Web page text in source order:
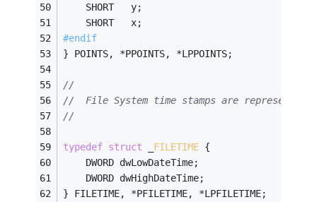
    SHORT   y;
    SHORT   x;
#endif
} POINTS, *PPOINTS, *LPPOINTS;
//
//  File System time stamps are
//
typedef struct FILETIME {
    DWORD dwLowDateTime;
    DWORD dwHighDateTime;
} FILETIME, *PFILETIME, *LPFILETIME;